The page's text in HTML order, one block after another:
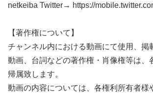
netkeiba Twitter→ https://
【著作権について】
チャンネル内における動画にて使用、掲
動画、台詞などの著作権・肖像権等は、
帰属致します。
動画の内容については、各権利所有者様